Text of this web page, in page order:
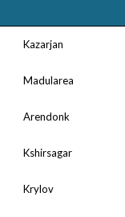
Kazarjan
Madularea
Arendonk
Kshirsagar
Krylov